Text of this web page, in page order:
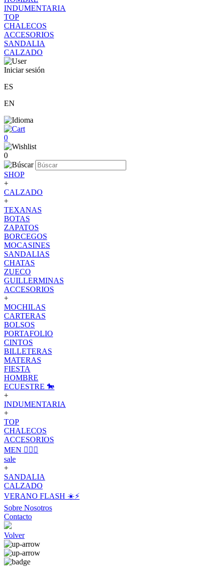
INDUMENTARIA
TOP
CHALECOS
ACCESORIOS
SANDALIA
CALZADO
Iniciar sesión
ES
EN
0
0
SHOP
+
CALZADO
+
TEXANAS
BOTAS
ZAPATOS
BORCEGOS
MOCASINES
SANDALIAS
CHATAS
ZUECO
GUILLERMINAS
ACCESORIOS
+
MOCHILAS
CARTERAS
BOLSOS
PORTAFOLIO
CINTOS
BILLETERAS
MATERAS
FIESTA
HOMBRE
ECUESTRE 🐎
+
INDUMENTARIA
+
TOP
CHALECOS
ACCESORIOS
MEN 🙋🏽‍♂️
sale
+
SANDALIA
CALZADO
VERANO FLASH ☀️⚡️
Sobre Nosotros
Contacto
Volver